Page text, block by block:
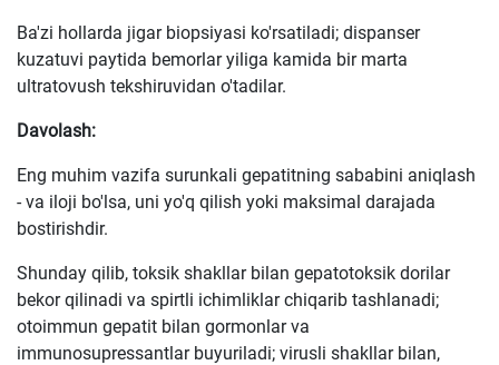
Ba'zi hollarda jigar biopsiyasi ko'rsatiladi; dispanser
kuzatuvi paytida bemorlar yiliga kamida bir marta
ultratovush tekshiruvidan o'tadilar.
Davolash:
Eng muhim vazifa surunkali gepatitning sababini aniqlash
- va iloji bo'lsa, uni yo'q qilish yoki maksimal darajada
bostirishdir.
Shunday qilib, toksik shakllar bilan gepatotoksik dorilar
bekor qilinadi va spirtli ichimliklar chiqarib tashlanadi;
otoimmun gepatit bilan gormonlar va
immunosupressantlar buyuriladi; virusli shakllar bilan,